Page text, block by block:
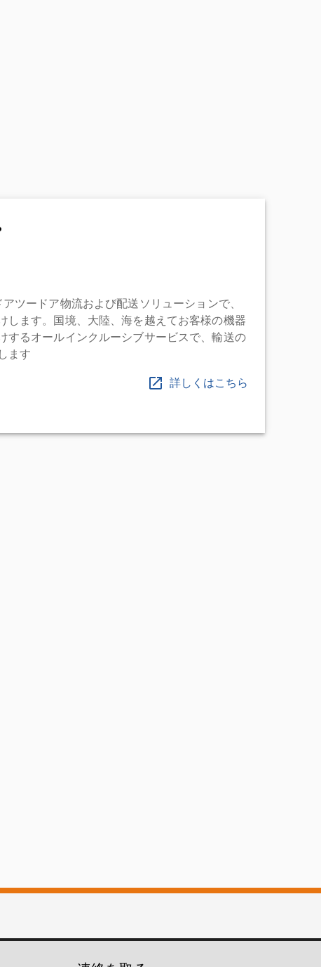
ツードア物流および配送ソリューションで、
します。国境、大陸、海を越えてお客様の機器
するオールインクルーシブサービスで、輸送の
ます
詳しくはこちら